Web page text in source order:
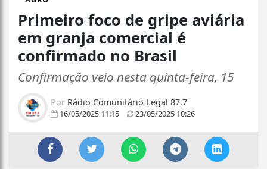
Primeiro foco de gripe aviária
em granja comercial é
confirmado no Brasil
Confirmação veio nesta quinta-feira, 15
Por Rádio Comunitário Legal 87.7
16/05/2025 11:15 23/05/2025 10:26